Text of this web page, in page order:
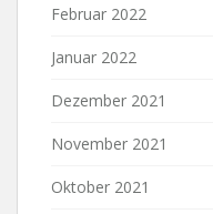
Februar 2022
Januar 2022
Dezember 2021
November 2021
Oktober 2021